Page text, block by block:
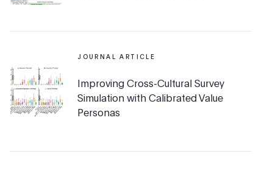
JOURNAL ARTICLE
Improving Cross-Cultural Survey
Simulation with Calibrated Value
Personas